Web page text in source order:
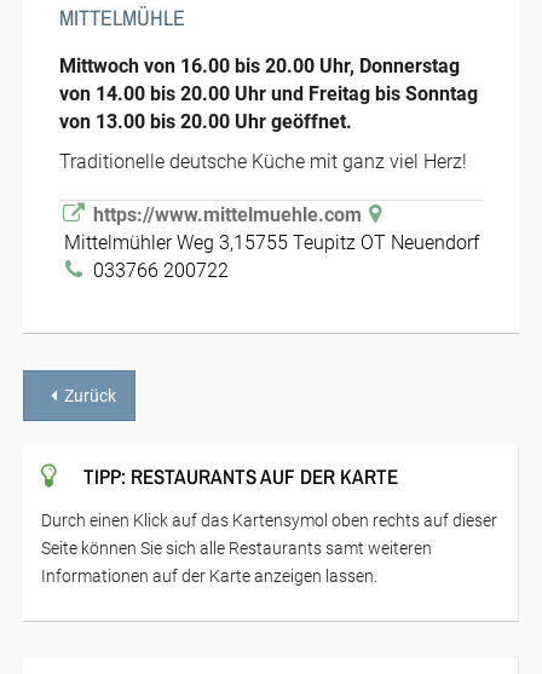
MITTELMÜHLE
Mittwoch von 16.00 bis 20.00 Uhr, Donnerstag
von 14.00 bis 20.00 Uhr und Freitag bis Sonntag
von 13.00 bis 20.00 Uhr geöffnet.
Traditionelle deutsche Küche mit ganz viel Herz!
https://www.mittelmuehle.com
Mittelmühler Weg 3,15755 Teupitz OT Neuendorf
033766 200722
Zurück
TIPP: RESTAURANTS AUF DER KARTE
Durch einen Klick auf das Kartensymol oben rechts auf dieser
Seite können Sie sich alle Restaurants samt weiteren
Informationen auf der Karte anzeigen lassen.